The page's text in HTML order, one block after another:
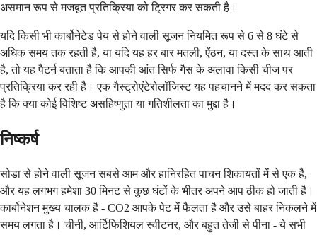
असमान रूप से मजबूत प्रतिक्रिया को ट्रिगर कर सकती है।
यदि किसी भी कार्बोनेटेड पेय से होने वाली सूजन नियमित रूप से 6 से 8 घंटे से
अधिक समय तक रहती है, या यदि यह हर बार मतली, ऐंठन, या दस्त के साथ आती
है, तो यह पैटर्न बताता है कि आपकी आंत सिर्फ गैस के अलावा किसी चीज पर
प्रतिक्रिया कर रही है। एक गैस्ट्रोएंटेरोलॉजिस्ट यह पहचानने में मदद कर सकता
है कि क्या कोई विशिष्ट असहिष्णुता या गतिशीलता का मुद्दा है।
निष्कर्ष
सोडा से होने वाली सूजन सबसे आम और हानिरहित पाचन शिकायतों में से एक है,
और यह लगभग हमेशा 30 मिनट से कुछ घंटों के भीतर अपने आप ठीक हो जाती है।
कार्बोनेशन मुख्य चालक है - CO2 आपके पेट में फैलता है और उसे बाहर निकलने में
समय लगता है। चीनी, आर्टिफिशियल स्वीटनर, और बहुत तेजी से पीना - ये सभी